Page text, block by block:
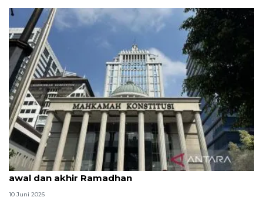
MK uji materi UU Peradilan Agama perihal isbat
awal dan akhir Ramadhan
10 Juni 2026